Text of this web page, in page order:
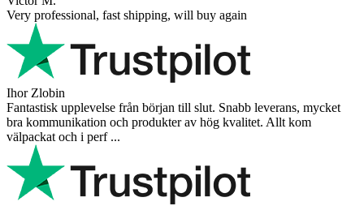
Very professional, fast shipping, will buy again
Ihor Zlobin
Fantastisk upplevelse från början till slut. Snabb leverans, mycket
bra kommunikation och produkter av hög kvalitet. Allt kom
välpackat och i perf ...